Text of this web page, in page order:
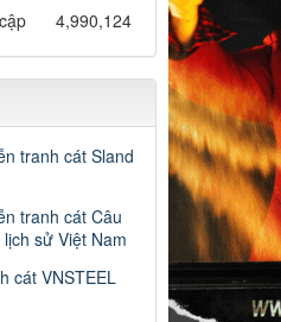
4,990,124
tranh cát Sland
tranh cát Câu
sử Việt Nam
cát VNSTEEL